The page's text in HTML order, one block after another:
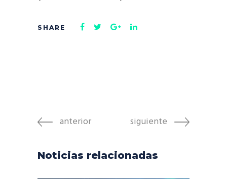
anterior siguiente
Noticias relacionadas